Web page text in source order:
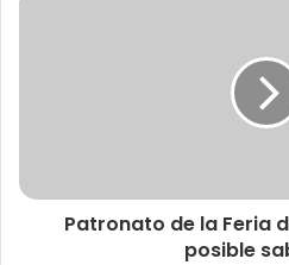
Patronato de la Feria
posible